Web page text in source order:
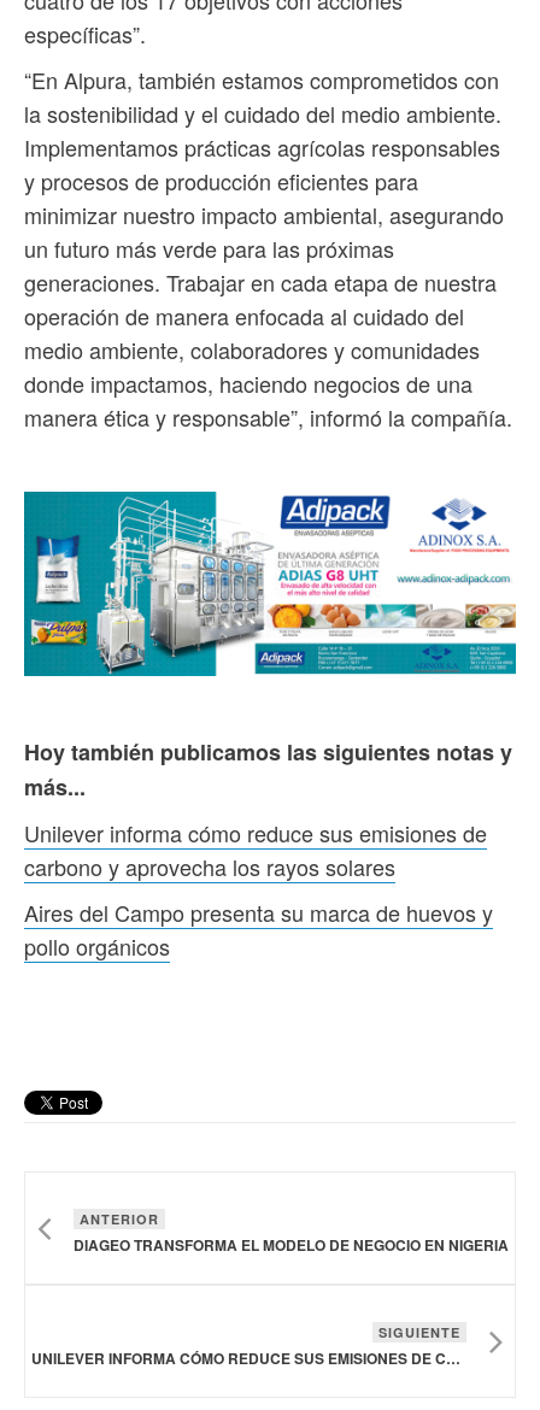
específicas”.
“En Alpura, también estamos comprometidos con
la sostenibilidad y el cuidado del medio ambiente.
Implementamos prácticas agrícolas responsables
y procesos de producción eficientes para
minimizar nuestro impacto ambiental, asegurando
un futuro más verde para las próximas
generaciones. Trabajar en cada etapa de nuestra
operación de manera enfocada al cuidado del
medio ambiente, colaboradores y comunidades
donde impactamos, haciendo negocios de una
manera ética y responsable”, informó la compañía.
Hoy también publicamos las siguientes notas y
más...
Unilever informa cómo reduce sus emisiones de
carbono y aprovecha los rayos solares
Aires del Campo presenta su marca de huevos y
pollo orgánicos
ANTERIOR
DIAGEO TRANSFORMA EL MODELO DE NEGOCIO EN NIGERIA
SIGUIENTE
UNILEVER INFORMA CÓMO REDUCE SUS EMISIONES DE CARBONO Y APROVECHA LOS RAYOS SOLARES